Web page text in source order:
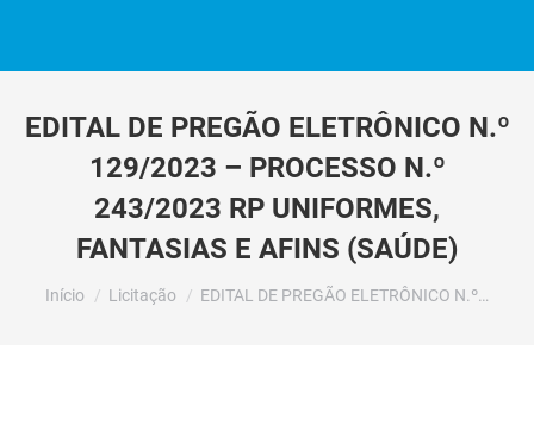
EDITAL DE PREGÃO ELETRÔNICO N.º
129/2023 – PROCESSO N.º
243/2023 RP UNIFORMES,
FANTASIAS E AFINS (SAÚDE)
Você está aqui:
Início Licitação EDITAL DE PREGÃO ELETRÔNICO N.º…